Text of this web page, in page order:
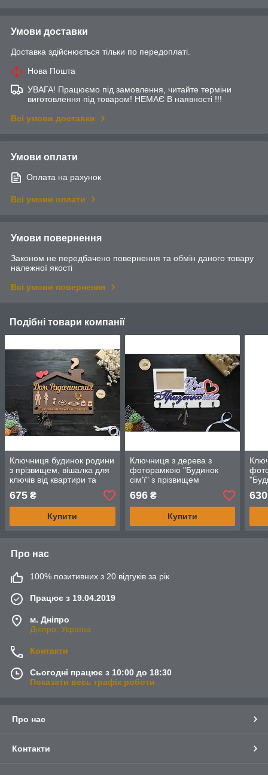
Умови доставки
Доставка здійснюється тільки по передоплаті.
Нова Пошта
УВАГА! Працюємо під замовлення, читайте терміни
виготовлення під товаром! НЕМАЄ В наявності !!!
Всі умови доставки
Умови оплати
Оплата на рахунок
Всі умови оплати
Умови повернення
Законом не передбачено повернення та обмін даного товару
належної якості
Всі умови повернення
Подібні товари компанії
Ключниця будинок родини
з прізвищем, вішалка для
ключів від квартири та
авто "Тут живе любов і
щастя"
675 ₴
Купити
Ключниця з дерева з
фоторамкою "Будинок
сім'ї" з прізвищем
696₴
Купити
630
Про нас
100% позитивних з 20 відгуків за рік
Працює з 19.04.2019
м. Дніпро
Дніпро, Україна
Контакти
Сьогодні працює з 10:00 до 18:30
Показати весь графік роботи
Про нас
Контакти